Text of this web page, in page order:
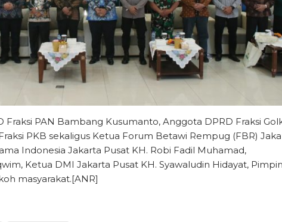
PAN Bambang Kusumanto, Anggota DPRD Fraksi
PKB sekaligus Ketua Forum Betawi Rempug (FBR)
Indonesia Jakarta Pusat KH. Robi Fadil Muhamad,
Ketua DMI Jakarta Pusat KH. Syawaludin Hidayat,
masyarakat.[ANR]